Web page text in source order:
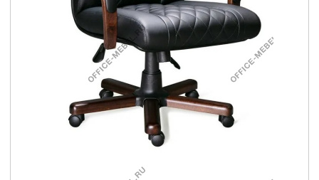
Заказать обратный звонок